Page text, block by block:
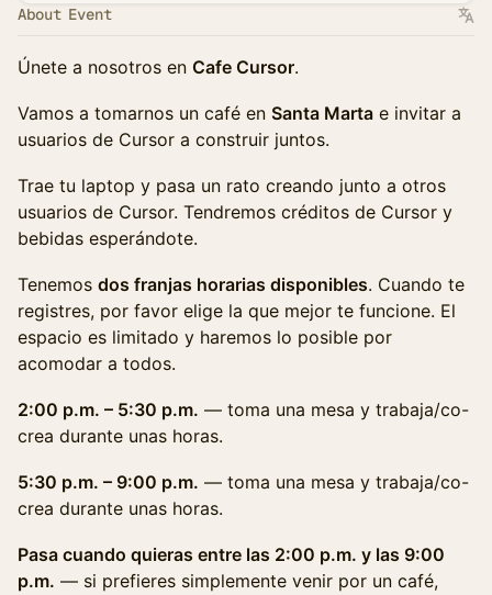
About Event
Únete a nosotros en Cafe Cursor.
Vamos a tomarnos un café en Santa Marta e invitar a
usuarios de Cursor a construir juntos.
Trae tu laptop y pasa un rato creando junto a otros
usuarios de Cursor. Tendremos créditos de Cursor y
bebidas esperándote.
Tenemos dos franjas horarias disponibles. Cuando te
registres, por favor elige la que mejor te funcione. El
espacio es limitado y haremos lo posible por
acomodar a todos.
2:00 p.m. – 5:30 p.m. — toma una mesa y trabaja/co-
crea durante unas horas.
5:30 p.m. – 9:00 p.m. — toma una mesa y trabaja/co-
crea durante unas horas.
Pasa cuando quieras entre las 2:00 p.m. y las 9:00
p.m. — si prefieres simplemente venir por un café,